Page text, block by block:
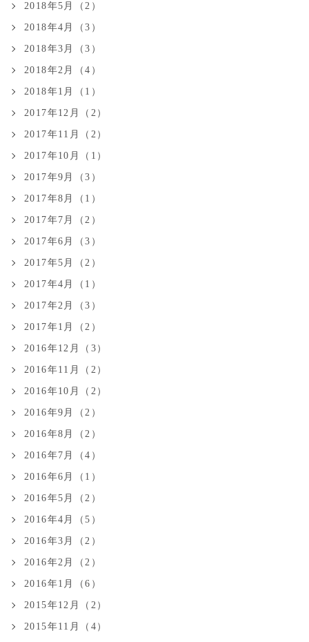
2018年5月（2）
2018年4月（3）
2018年3月（3）
2018年2月（4）
2018年1月（1）
2017年12月（2）
2017年11月（2）
2017年10月（1）
2017年9月（3）
2017年8月（1）
2017年7月（2）
2017年6月（3）
2017年5月（2）
2017年4月（1）
2017年2月（3）
2017年1月（2）
2016年12月（3）
2016年11月（2）
2016年10月（2）
2016年9月（2）
2016年8月（2）
2016年7月（4）
2016年6月（1）
2016年5月（2）
2016年4月（5）
2016年3月（2）
2016年2月（2）
2016年1月（6）
2015年12月（2）
2015年11月（4）